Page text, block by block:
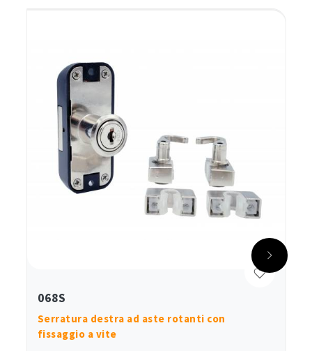
068S
Serratura destra ad aste rotanti con
fissaggio a vite